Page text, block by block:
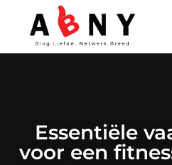
Essentiële
voor een